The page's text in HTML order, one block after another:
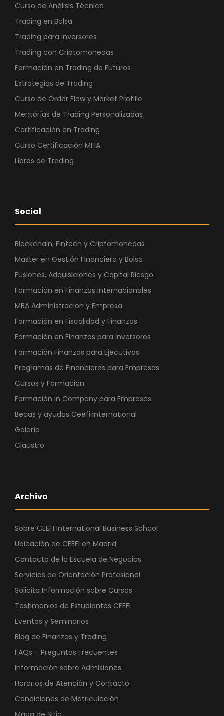
Curso de Análisis Técnico
Trading en Bolsa
Trading para Inversores
Trading con Criptomonedas
Formación en Trading de Futuros
Estrategias de Trading
Curso de Order Flow y Market Profille
Mentorías de Trading Personalizadas
Certificación en Trading
Curso Certificación MFIA
Libros de Trading
Social
Blockchain, Fintech y Criptomonedas
Master en Gestión Financiera y Bolsa
Fusiones, Adquisiciones y Capital Riesgo
Formación en Finanzas Internacionales
MBA Administracion y Empresa
Formación en Fiscalidad y Finanzas
Formación en Finanzas para Inversores
Formación Finanzas para Ejecutivos
Programas de Financieras para Empresas
Cursos y Formación
Formación in Company para Empresas
Becas y ayudas Ceefi International
Galería
Claustro
Archivo
Sobre CEEFI International Business School
Ubicación de CEEFI en Madrid
Contacto de la Escuela de Negocios
Servicios de Orientación Profesional
Solicita Información sobre Cursos
Testimonios de Estudiantes CEEFI
Eventos y Seminarios
Blog de Finanzas y Trading
FAQs – Preguntas Frecuentes
Información sobre Admisiones
Horarios de Atención y Contacto
Condiciones de Matriculación